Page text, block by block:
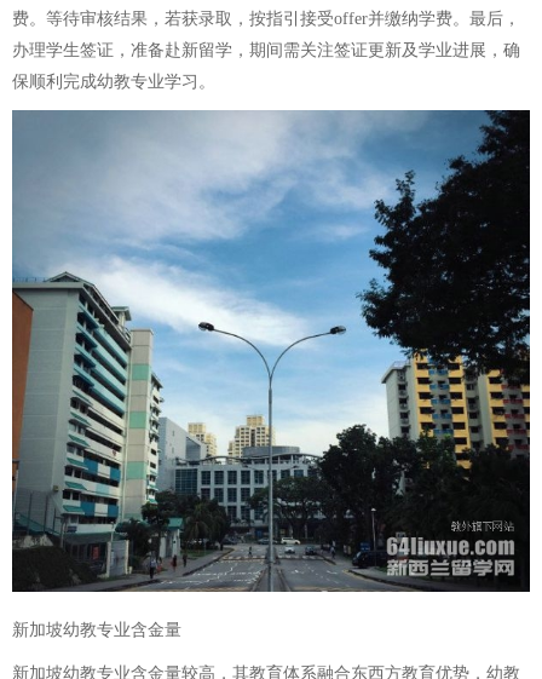
费。等待审核结果，若获录取，按指引接受offer并缴纳学费。最后，
办理学生签证，准备赴新留学，期间需关注签证更新及学业进展，确
保顺利完成幼教专业学习。
新加坡幼教专业含金量
新加坡幼教专业含金量较高，其教育体系融合东西方教育优势，幼教